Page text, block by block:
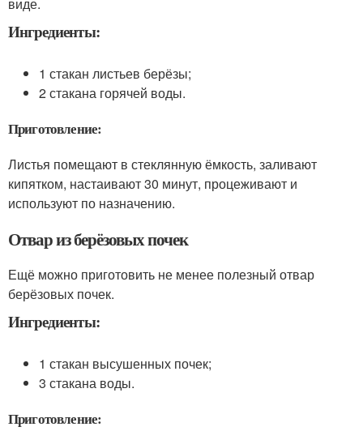
виде.
Ингредиенты:
1 стакан листьев берёзы;
2 стакана горячей воды.
Приготовление:
Листья помещают в стеклянную ёмкость, заливают
кипятком, настаивают 30 минут, процеживают и
используют по назначению.
Отвар из берёзовых почек
Ещё можно приготовить не менее полезный отвар
берёзовых почек.
Ингредиенты:
1 стакан высушенных почек;
3 стакана воды.
Приготовление: